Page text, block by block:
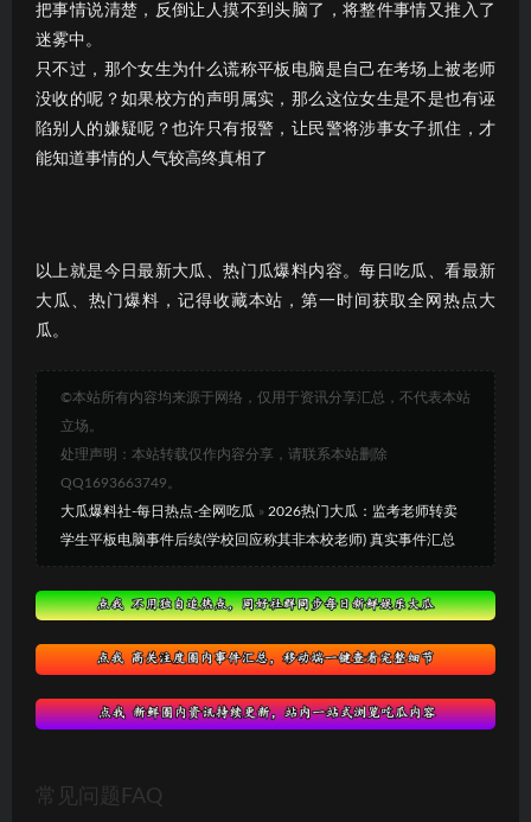
把事情说清楚，反倒让人摸不到头脑了，将整件事情又推入了
迷雾中。
只不过，那个女生为什么谎称平板电脑是自己在考场上被老师
没收的呢？如果校方的声明属实，那么这位女生是不是也有诬
陷别人的嫌疑呢？也许只有报警，让民警将涉事女子抓住，才
能知道事情的人气较高终真相了
以上就是今日最新大瓜、热门瓜爆料内容。每日吃瓜、看最新
大瓜、热门爆料，记得收藏本站，第一时间获取全网热点大
瓜。
©本站所有内容均来源于网络，仅用于资讯分享汇总，不代表本站
立场。
处理声明：本站转载仅作内容分享，请联系本站删除
QQ1693663749。
大瓜爆料社-每日热点-全网吃瓜 » 2026热门大瓜：监考老师转卖
学生平板电脑事件后续(学校回应称其非本校老师) 真实事件汇总
常见问题FAQ